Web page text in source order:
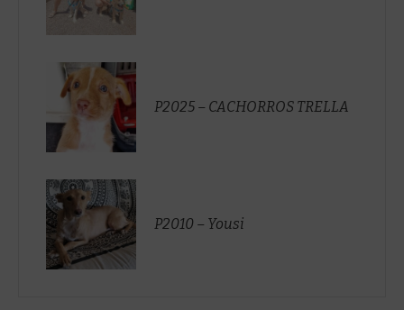
P2025 – CACHORROS TRELLA
P2010 – Yousi